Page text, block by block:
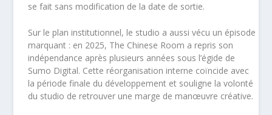
se fait sans modification de la date de sortie.
Sur le plan institutionnel, le studio a aussi vécu un épisode
marquant : en 2025, The Chinese Room a repris son
indépendance après plusieurs années sous l’égide de
Sumo Digital. Cette réorganisation interne coïncide avec
la période finale du développement et souligne la volonté
du studio de retrouver une marge de manœuvre créative.